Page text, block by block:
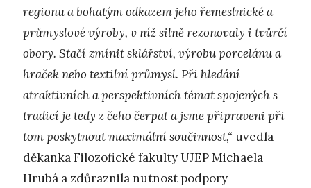
regionu a bohatým odkazem jeho řemeslnické a
průmyslové výroby, v níž silně rezonovaly i tvůrčí
obory. Stačí zmínit sklářství, výrobu porcelánu a
hraček nebo textilní průmysl. Při hledání
atraktivních a perspektivních témat spojených s
tradicí je tedy z čeho čerpat a jsme připraveni při
tom poskytnout maximální součinnost,“ uvedla
děkanka Filozofické fakulty UJEP Michaela
Hrubá a zdůraznila nutnost podpory